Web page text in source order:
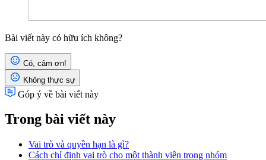
Bài viết này có hữu ích không?
Có, cảm ơn!
Không thực sự
Góp ý về bài viết này
Trong bài viết này
Vai trò và quyền hạn là gì?
Cách chỉ định vai trò cho một thành viên trong nhóm